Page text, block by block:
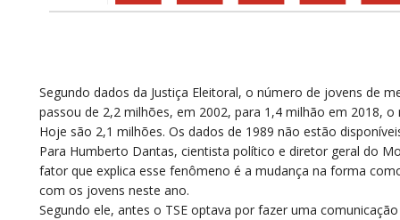
Segundo dados da Justiça Eleitoral, o número de jovens de
passou de 2,2 milhões, em 2002, para 1,4 milhão em 2018,
Hoje são 2,1 milhões. Os dados de 1989 não estão
Para Humberto Dantas, cientista político e diretor geral do
fator que explica esse fenômeno é a mudança na forma
com os jovens neste ano.
Segundo ele, antes o TSE optava por fazer uma